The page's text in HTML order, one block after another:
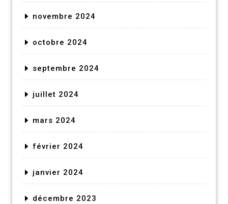
novembre 2024
octobre 2024
septembre 2024
juillet 2024
mars 2024
février 2024
janvier 2024
décembre 2023